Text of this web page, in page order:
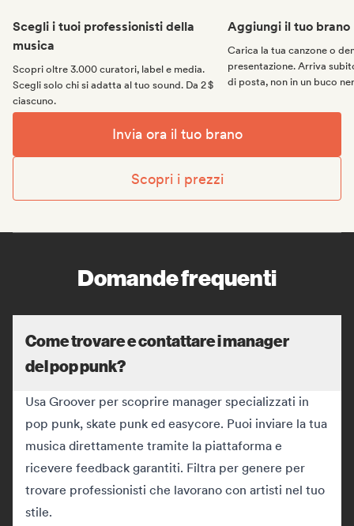
Scegli i tuoi professionisti della
musica
Scopri oltre 3.000 curatori, label e media.
Scegli solo chi si adatta al tuo sound. Da 2 $
ciascuno.
Aggiungi il tuo brano
Carica la tua canzone o
presentazione. Arriva
di posta, non in un buco
Invia ora il tuo brano
Scopri i prezzi
Domande frequenti
Come trovare e contattare i manager
del pop punk?
Usa Groover per scoprire manager specializzati in
pop punk, skate punk ed easycore. Puoi inviare la tua
musica direttamente tramite la piattaforma e
ricevere feedback garantiti. Filtra per genere per
trovare professionisti che lavorano con artisti nel tuo
stile.